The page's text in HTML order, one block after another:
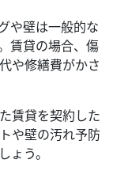
や壁は一般的な
賃貸の場合、傷
や修繕費がかさ
賃貸を契約した
や壁の汚れ予防
ょう。